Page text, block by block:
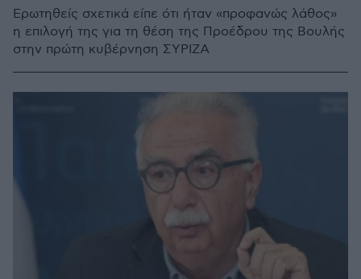
Ερωτηθείς σχετικά είπε ότι ήταν «προφανώς λάθος»
η επιλογή της για τη θέση της Προέδρου της Βουλής
στην πρώτη κυβέρνηση ΣΥΡΙΖΑ